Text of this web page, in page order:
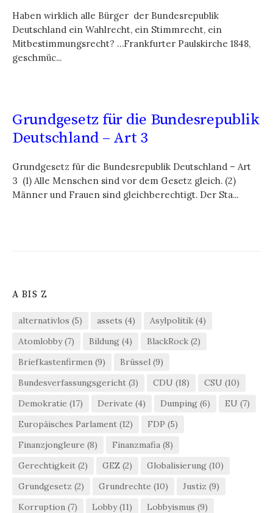
Haben wirklich alle Bürger der Bundesrepublik
Deutschland ein Wahlrecht, ein Stimmrecht, ein
Mitbestimmungsrecht? …Frankfurter Paulskirche 1848,
geschmüc...
Grundgesetz für die Bundesrepublik
Deutschland – Art 3
Grundgesetz für die Bundesrepublik Deutschland – Art
3 (1) Alle Menschen sind vor dem Gesetz gleich. (2)
Männer und Frauen sind gleichberechtigt. Der Sta...
A BIS Z
alternativlos (5) assets (4) Asylpolitik (4)
Atomlobby(7) Bildung (4) BlackRock (2)
Briefkastenfirmen (9) Brüssel (9)
Bundesverfassungsgericht (3) CDU (18) CSU (10)
Demokratie (17) Derivate (4) Dumping (6) EU (7)
Europäisches Parlament (12) FDP (5)
Finanzjongleure (8) Finanzmafia (8)
Gerechtigkeit (2) GEZ (2) Globalisierung (10)
Grundgesetz (2) Grundrechte (10) Justiz (9)
Korruption (7) Lobby(11) Lobbyismus (9)